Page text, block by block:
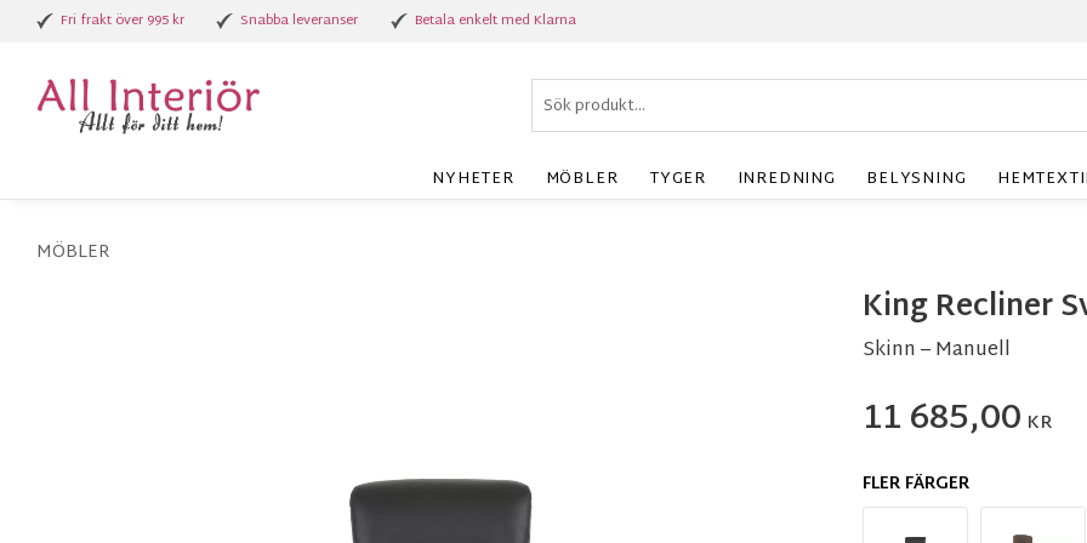
Fri frakt över 995 kr Snabba leveranser Betala enkelt med Klarna
NYHETER MÖBLER TYGER INREDNING BELYSNING
MÖBLER
King Recliner
Skinn – Manuell
11 685,00 KR
FLER FÄRGER